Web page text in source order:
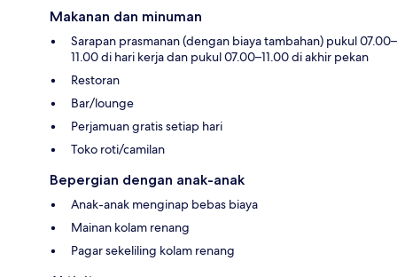
Makanan dan minuman
Sarapan prasmanan (dengan biaya tambahan) pukul 07.00–
11.00 di hari kerja dan pukul 07.00–11.00 di akhir pekan
Restoran
Bar/lounge
Perjamuan gratis setiap hari
Toko roti/camilan
Bepergian dengan anak-anak
Anak-anak menginap bebas biaya
Mainan kolam renang
Pagar sekeliling kolam renang